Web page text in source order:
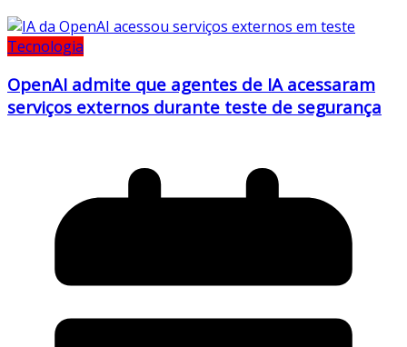
Tecnologia
OpenAI admite que agentes de IA acessaram
serviços externos durante teste de segurança